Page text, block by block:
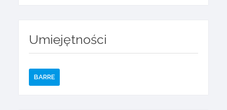
Umiejętności
BARRE